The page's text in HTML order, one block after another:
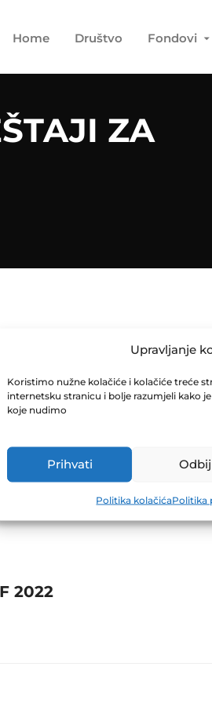
Upravljanje
Koristimo nužne kolačiće i kolačiće treće
internetsku stranicu i bolje razumjeli kako
koje nudimo
Prihvati Odbij
Politika kolačićaPolitika
Home Društvo Fondovi
ZA
2022